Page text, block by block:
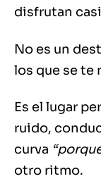
disfrutan
No es un
los que se te
Es el lugar
ruido,
curva
otro ritmo.